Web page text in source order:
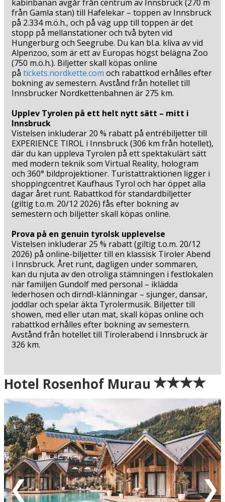
natur. För spektakulära vyer kan du besöka Dachstein
Sky Walk (107 km) och uppleva den imponerande
Dachstein-glaciären, eller utforska de magiska
isgrottorna i Eisriesenwelt (109 km). Vill du ha kulturella
och historiska upplevelser kombinerat med mysiga
kaféer och stadsliv, väntar de steiriska städerna Graz
(131 km) och Salzburg (153 km), medan de idylliska
UNESCO-städerna Hallstatt (143 km) och Obertraun (155
km) erbjuder både natursköna omgivningar och
Med Hotel Rosenhof Murau får du en semester där
omvårdnad, wellness, aktiv upplevelse och naturskönt
lugn förenas i perfekt balans. Oavsett om du vill simma i
den naturliga dammen eller i poolen, koppla av i
wellnessområdet, vandra i bergen, cykla längs floden
eller uppleva kultur och historia, lovar hotellet en
vuxensemester med tid för avkoppling, närvaro och
förnyad energi.
kabinbanan avgår från centrum av Innsbruck (270 m
från Gamla stan) till Hafelekar – toppen av Innsbruck
på 2.334 m.ö.h., och på väg upp till toppen är det
stopp på mellanstationer och två byten vid
Hungerburg och Seegrube. Du kan bl.a. kliva av vid
Alpenzoo, som är ett av Europas högst belägna Zoo
(750 m.ö.h.). Biljetter skall köpas online
på tickets.nordkette.com och rabattkod erhålles efter
bokning av semestern. Avstånd från hotellet till
Innsbrucker Nordkettenbahnen är 275 km.
Upplev Tyrolen på ett helt nytt sätt – mitt i
Innsbruck
Vistelsen inkluderar 20 % rabatt på entrébiljetter till
EXPERIENCE TIROL i Innsbruck (306 km från hotellet),
där du kan uppleva Tyrolen på ett spektakulärt sätt
med modern teknik som Virtual Reality, hologram
och 360° bildprojektioner. Turistattraktionen ligger i
shoppingcentret Kaufhaus Tyrol och har öppet alla
dagar året runt. Rabattkod för standardbiljetter
(giltig t.o.m. 20/12 2026) fås efter bokning av
semestern och biljetter skall köpas online.
Prova på en genuin tyrolsk upplevelse
Vistelsen inkluderar 25 % rabatt (giltig t.o.m. 20/12
2026) på online-biljetter till en klassisk Tiroler Abend
i Innsbruck. Året runt, dagligen under sommaren,
kan du njuta av den otroliga stämningen i festlokalen
när familjen Gundolf med personal – iklädda
lederhosen och dirndl-klänningar – sjunger, dansar,
joddlar och spelar äkta Tyrolermusik. Biljetter till
showen, med eller utan mat, skall köpas online och
rabattkod erhålles efter bokning av semestern.
Avstånd från hotellet till Tirolerabend i Innsbruck är
326 km.
Ankomst
Grön = ankomstdatum är ledig (bokning går att
genomföra direkt).
Gul = ankomstdatum är möjligen ledig (kan bokas mot
förfrågan - vi återkommer med definitiv
bokningsbekräftelse).
Röd = ankomstdatum är fullbokad.
Vit = ingen ankomst möjlig
Eventuell rabatt är avdragen från de angivna priserna.
Hotel Rosenhof Murau